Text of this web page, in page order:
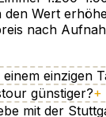
den Wert
nach
einzigen
günstiger?+
mit der